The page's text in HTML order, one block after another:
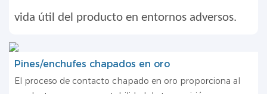
vida útil del producto en entornos adversos.
Pines/enchufes chapados en oro
El proceso de contacto chapado en oro proporciona al